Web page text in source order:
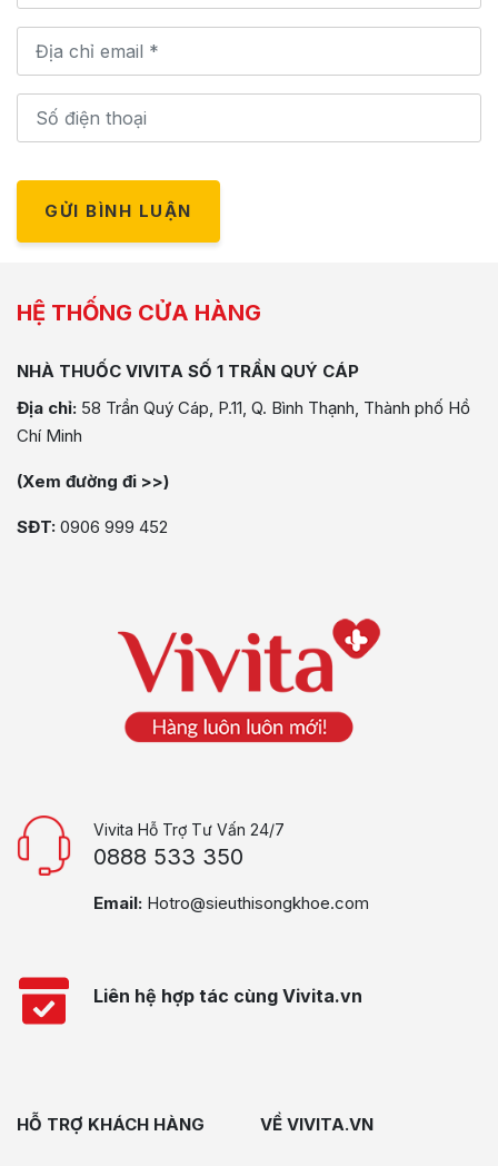
GỬI BÌNH LUẬN
HỆ THỐNG CỬA HÀNG
NHÀ THUỐC VIVITA SỐ 1 TRẦN QUÝ CÁP
Địa chỉ: 58 Trần Quý Cáp, P.11, Q. Bình Thạnh, Thành phố Hồ
Chí Minh
(Xem đường đi >>)
SĐT: 0906 999 452
Vivita Hỗ Trợ Tư Vấn 24/7
0888 533 350
Email: Hotro@sieuthisongkhoe.com
Liên hệ hợp tác cùng Vivita.vn
HỖ TRỢ KHÁCH HÀNG VỀ VIVITA.VN